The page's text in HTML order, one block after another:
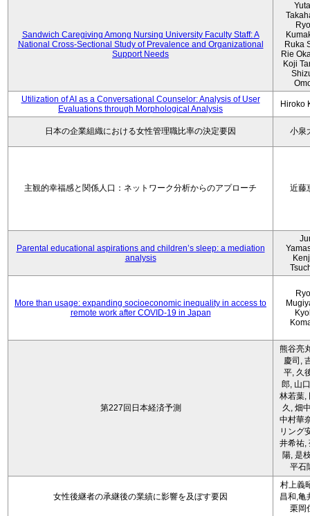
Sandwich Caregiving Among Nursing University Faculty Staff: A
National Cross-Sectional Study of Prevalence and Organizational
Support Needs
Ruka
Rie
Koji
Utilization of AI as a Conversational Counselor: Analysis of User
Evaluations through Morphological Analysis
Hiroko
日本の企業組織における女性管理職比率の決定要因 小泉
主観的幸福感と関係人口：ネットワーク分析からのアプローチ 近藤
Parental educational aspirations and children’s sleep: a mediation
analysis
More than usage: expanding socioeconomic inequality in access to
remote work after COVID-19 in Japan
第227回日本経済予測
熊谷亮
慶司,
平, 久
郎, 山
林若葉,
久, 畑
中村華
リング
井希祐,
陽, 是
平石
女性後継者の承継後の業績に影響を及ぼす要因
村上義
昌和,亀
栗岡